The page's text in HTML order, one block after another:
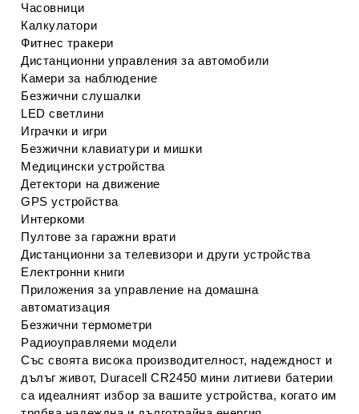
Часовници
Калкулатори
Фитнес тракери
Дистанционни управления за автомобили
Камери за наблюдение
Безжични слушалки
LED светлини
Играчки и игри
Безжични клавиатури и мишки
Медицински устройства
Детектори на движение
GPS устройства
Интеркоми
Пултове за гаражни врати
Дистанционни за телевизори и други устройства
Електронни книги
Приложения за управление на домашна
автоматизация
Безжични термометри
Радиоуправляеми модели
Със своята висока производителност, надеждност и
дълъг живот, Duracell CR2450 мини литиеви батерии
са идеалният избор за вашите устройства, когато им